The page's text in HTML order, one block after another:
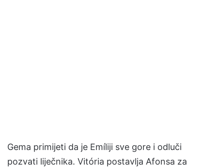
Gema primijeti da je Emíliji sve gore i odluči
pozvati liječnika. Vitória postavlja Afonsa za